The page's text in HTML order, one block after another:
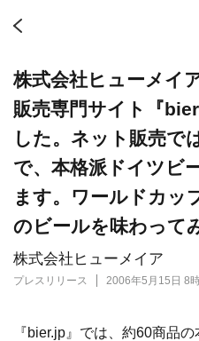
株式会社ヒューメイア
プレスリリース 2006年5月15日 8
株式会社ヒューメイ
販売専門サイト『
した。ネット販売で
で、本格派ドイツビ
ます。ワールドカッ
のビールを味わって
『bier.jp』では、約60商品